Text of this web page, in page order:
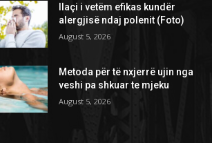
Ilaçi i vetëm efikas kundër
alergjisë ndaj polenit (Foto)
August 5, 2026
Metoda për të nxjerrë ujin nga
veshi pa shkuar te mjeku
August 5, 2026